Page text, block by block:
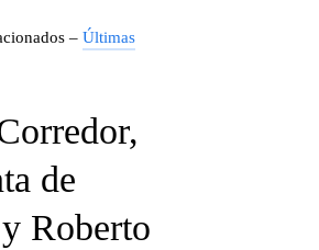
– Últimas
de
Roberto